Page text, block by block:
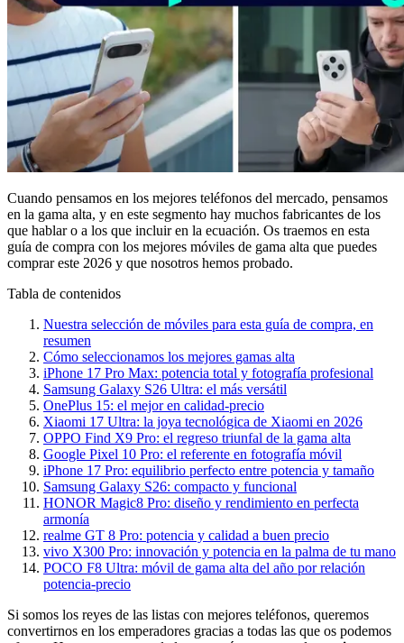
Cuando pensamos en los mejores teléfonos del mercado, pensamos
en la gama alta, y en este segmento hay muchos fabricantes de los
que hablar o a los que incluir en la ecuación. Os traemos en esta
guía de compra con los mejores móviles de gama alta que puedes
comprar este 2026 y que nosotros hemos probado.
Tabla de contenidos
Nuestra selección de móviles para esta guía de compra, en
resumen
Cómo seleccionamos los mejores gamas alta
iPhone 17 Pro Max: potencia total y fotografía profesional
Samsung Galaxy S26 Ultra: el más versátil
OnePlus 15: el mejor en calidad-precio
Xiaomi 17 Ultra: la joya tecnológica de Xiaomi en 2026
OPPO Find X9 Pro: el regreso triunfal de la gama alta
Google Pixel 10 Pro: el referente en fotografía móvil
iPhone 17 Pro: equilibrio perfecto entre potencia y tamaño
Samsung Galaxy S26: compacto y funcional
HONOR Magic8 Pro: diseño y rendimiento en perfecta
armonía
realme GT 8 Pro: potencia y calidad a buen precio
vivo X300 Pro: innovación y potencia en la palma de tu mano
POCO F8 Ultra: móvil de gama alta del año por relación
potencia-precio
Si somos los reyes de las listas con mejores teléfonos, queremos
convertirnos en los emperadores gracias a todas las que os podemos